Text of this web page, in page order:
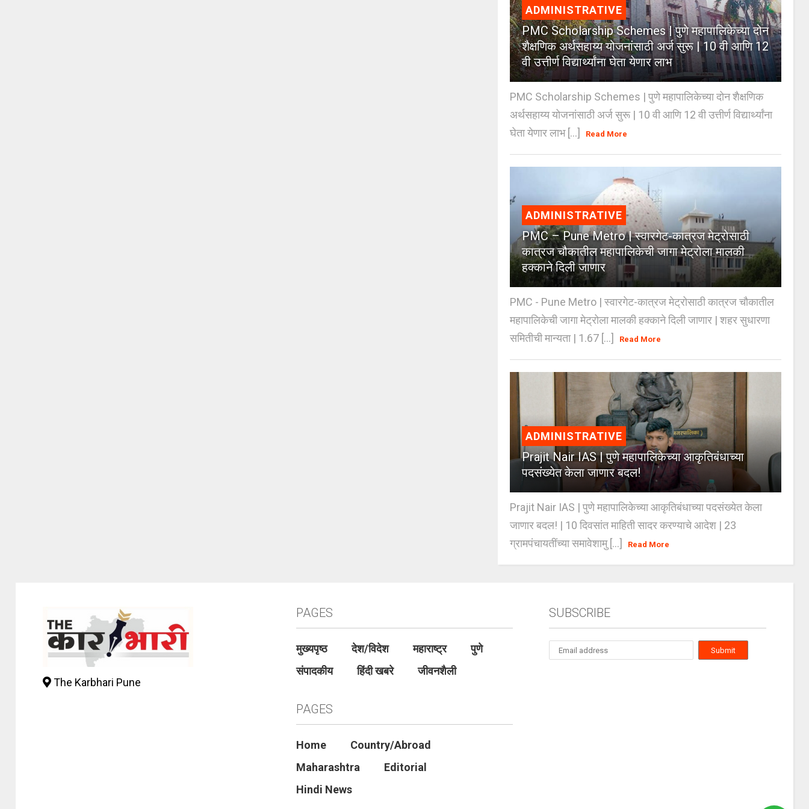
ADMINISTRATIVE
PMC Scholarship Schemes | पुणे महापालिकेच्या दोन
शैक्षणिक अर्थसहाय्य योजनांसाठी अर्ज सुरू | 10 वी आणि 12
वी उत्तीर्ण विद्यार्थ्यांना घेता येणार लाभ
PMC Scholarship Schemes | पुणे महापालिकेच्या दोन शैक्षणिक
अर्थसहाय्य योजनांसाठी अर्ज सुरू | 10 वी आणि 12 वी उत्तीर्ण विद्यार्थ्यांना
घेता येणार लाभ [...]
Read More
ADMINISTRATIVE
PMC – Pune Metro | स्वारगेट-कात्रज मेट्रोसाठी
कात्रज चौकातील महापालिकेची जागा मेट्रोला मालकी
हक्काने दिली जाणार
PMC - Pune Metro | स्वारगेट-कात्रज मेट्रोसाठी कात्रज चौकातील
महापालिकेची जागा मेट्रोला मालकी हक्काने दिली जाणार | शहर सुधारणा
समितीची मान्यता | 1.67 [...]
Read More
ADMINISTRATIVE
Prajit Nair IAS | पुणे महापालिकेच्या आकृतिबंधाच्या
पदसंख्येत केला जाणार बदल!
Prajit Nair IAS | पुणे महापालिकेच्या आकृतिबंधाच्या पदसंख्येत केला
जाणार बदल! | 10 दिवसांत माहिती सादर करण्याचे आदेश | 23
ग्रामपंचायतींच्या समावेशामु [...]
Read More
The Karbhari Pune
PAGES
मुख्यपृष्ठ देश/विदेश महाराष्ट्र
पुणे
संपादकीय
हिंदी खबरे जीवनशैली
PAGES
Home
Country/Abroad
Maharashtra
Editorial
Hindi News
SUBSCRIBE